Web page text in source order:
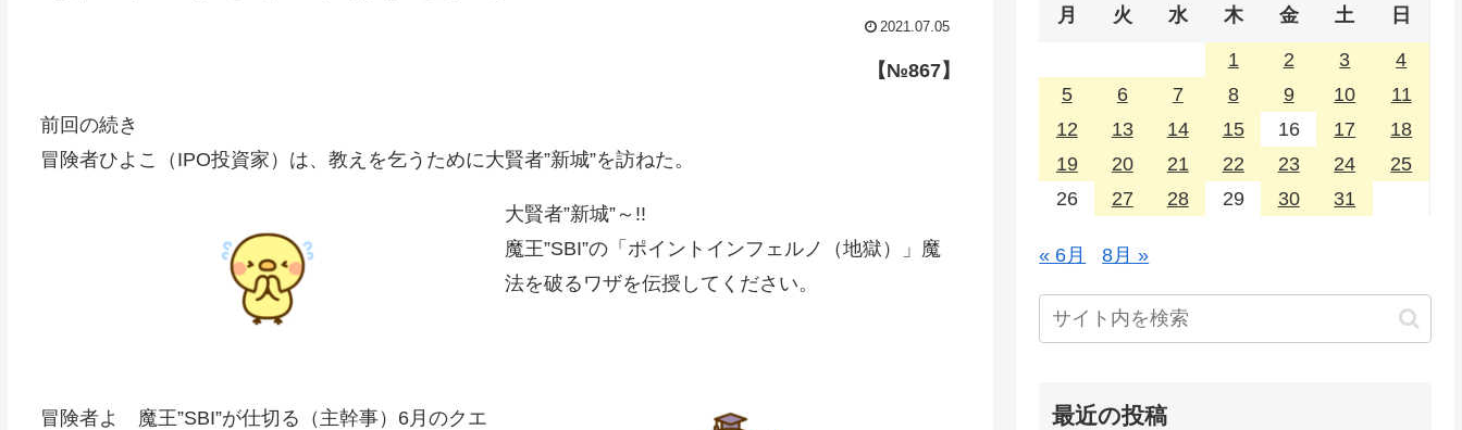
2021.07.05
【№867】
前回の続き
冒険者ひよこ（IPO投資家）は、教えを乞うために大賢者”新城”を訪ねた。
大賢者”新城”～!!
魔王”SBI”の「ポイントインフェルノ（地獄）」魔
法を破るワザを伝授してください。
冒険者よ 魔王”SBI”が仕切る（主幹事）6月のクエ
月 火 水 木 金 土 日
1 2 3
4
5
6 7 8 9 10
11
12
13 14 15 16 17
18
19
20 21 22 23 24
25
26
27 28 29 30 31
« 6月 8月 »
最近の投稿